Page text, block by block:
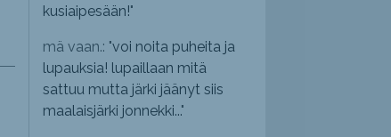
kusiaipesään!"
mä vaan.: "voi noita puheita ja
lupauksia! lupaillaan mitä
sattuu mutta järki jäänyt siis
maalaisjärki jonnekki..."